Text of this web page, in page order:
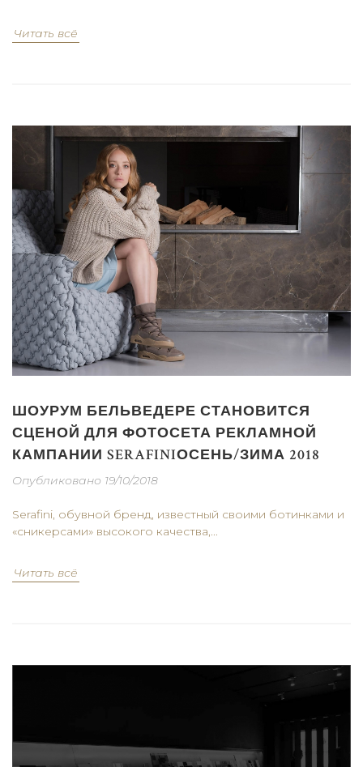
Читать всё
ШОУРУМ БЕЛЬВЕДЕРЕ СТАНОВИТСЯ
СЦЕНОЙ ДЛЯ ФОТОСЕТА РЕКЛАМНОЙ
КАМПАНИИ SERAFINIОСЕНЬ/ЗИМА 2018
Опубликовано 19/10/2018
Serafini, обувной бренд, известный своими ботинками и
«сникерсами» высокого качества,...
Читать всё